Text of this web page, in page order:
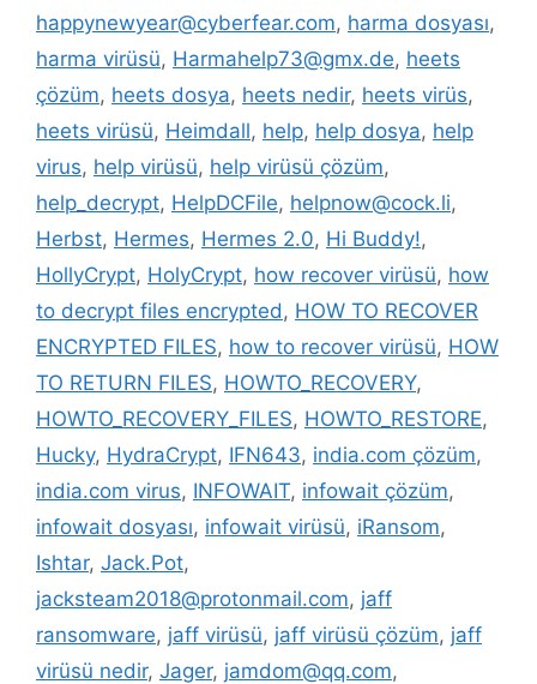
happynewyear@cyberfear.com, harma dosyası,
harma virüsü, Harmahelp73@gmx.de, heets
çözüm, heets dosya, heets nedir, heets virüs,
heets virüsü, Heimdall, help, help dosya, help
virus, help virüsü, help virüsü çözüm,
help_decrypt, HelpDCFile, helpnow@cock.li,
Herbst, Hermes, Hermes 2.0, Hi Buddy!,
HollyCrypt, HolyCrypt, how recover virüsü, how
to decrypt files encrypted, HOW TO RECOVER
ENCRYPTED FILES, how to recover virüsü, HOW
TO RETURN FILES, HOWTO_RECOVERY,
HOWTO_RECOVERY_FILES, HOWTO_RESTORE,
Hucky, HydraCrypt, IFN643, india.com çözüm,
india.com virus, INFOWAIT, infowait çözüm,
infowait dosyası, infowait virüsü, iRansom,
Ishtar, Jack.Pot,
jacksteam2018@protonmail.com, jaff
ransomware, jaff virüsü, jaff virüsü çözüm, jaff
virüsü nedir, Jager, jamdom@qq.com,